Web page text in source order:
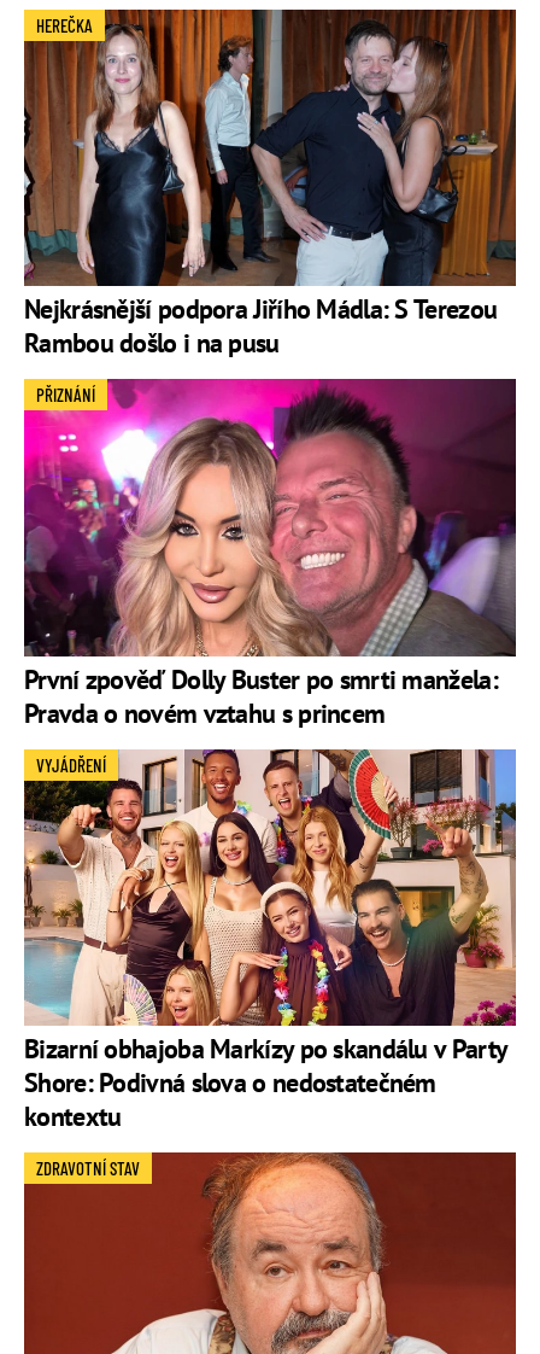
Nejkrásnější podpora Jiřího Mádla: S Terezou
Rambou došlo i na pusu
HEREČKA
První zpověď Dolly Buster po smrti manžela:
Pravda o novém vztahu s princem
PŘIZNÁNÍ
Bizarní obhajoba Markízy po skandálu v Party
Shore: Podivná slova o nedostatečném
kontextu
VYJÁDŘENÍ
ZDRAVOTNÍ STAV